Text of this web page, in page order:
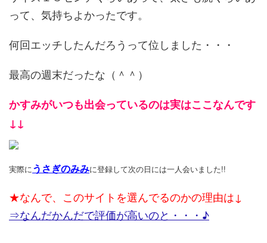
って、気持ちよかったです。
何回エッチしたんだろうって位しました・・・
最高の週末だったな（＾＾）
かすみがいつも出会っているのは実はここなんです
↓↓
実際にうさぎのみみに登録して次の日には一人会いました!!
★なんで、このサイトを選んでるのかの理由は↓
⇒なんだかんだで評価が高いのと・・・♪